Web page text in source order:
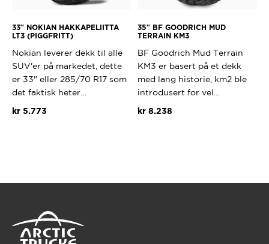
33″ NOKIAN HAKKAPELIITTA
LT3 (PIGGFRITT)
Nokian leverer dekk til alle
SUV'er på markedet, dette
er 33" eller 285/70 R17 som
det faktisk heter…
kr5.773
35″ BF GOODRICH MUD
TERRAIN KM3
BF Goodrich Mud Terrain
KM3 er basert på et dekk
med lang historie, km2 ble
introdusert for vel…
kr 8.238